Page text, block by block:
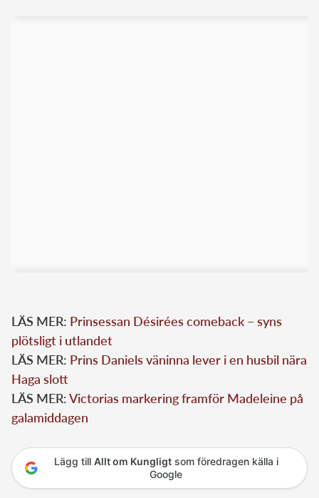
LÄS MER: Prinsessan Désirées comeback – syns
plötsligt i utlandet
LÄS MER: Prins Daniels väninna lever i en husbil nära
Haga slott
LÄS MER:Victorias markering framför Madeleine på
galamiddagen
Lägg till Allt om Kungligtsom föredragen källa i
Google